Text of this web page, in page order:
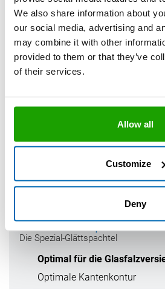
We also share information about
our social media, advertising and
may combine it with other
provided to them or that they’ve
of their services.
Allow all
Customize
Deny
Technisches Datenblatt
OTTO
Der Kartuschenschneider
Kartusche
Auch optimal für das
Düse
Rostfreie und auswechselbare
Technisches Datenblatt
OTTO Glättspachtel
Die Spezial-Glättspachtel
Optimal für die
Optimale Kantenkontur